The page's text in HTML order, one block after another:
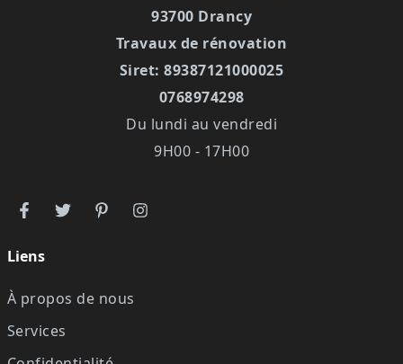
93700 Drancy
Travaux de rénovation
Siret: 89387121000025
0768974298
Du lundi au vendredi
9H00 - 17H00
Liens
À propos de nous
Services